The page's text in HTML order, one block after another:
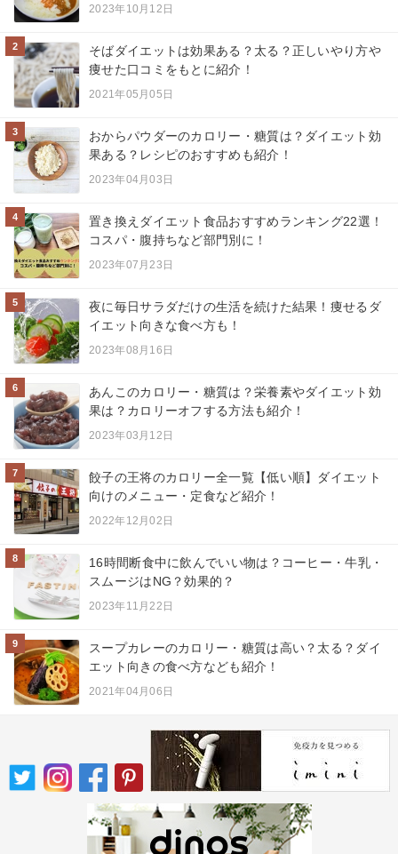
2023年10月12日
2
そばダイエットは効果ある？太る？正しいやり方や
痩せた口コミをもとに紹介！
2021年05月05日
3
おからパウダーのカロリー・糖質は？ダイエット効
果ある？レシピのおすすめも紹介！
2023年04月03日
4
置き換えダイエット食品おすすめランキング22選！
コスパ・腹持ちなど部門別に！
2023年07月23日
5
夜に毎日サラダだけの生活を続けた結果！痩せるダ
イエット向きな食べ方も！
2023年08月16日
6
あんこのカロリー・糖質は？栄養素やダイエット効
果は？カロリーオフする方法も紹介！
2023年03月12日
7
餃子の王将のカロリー全一覧【低い順】ダイエット
向けのメニュー・定食など紹介！
2022年12月02日
8
16時間断食中に飲んでいい物は？コーヒー・牛乳・
スムージはNG？効果的？
2023年11月22日
9
スープカレーのカロリー・糖質は高い？太る？ダイ
エット向きの食べ方なども紹介！
2021年04月06日